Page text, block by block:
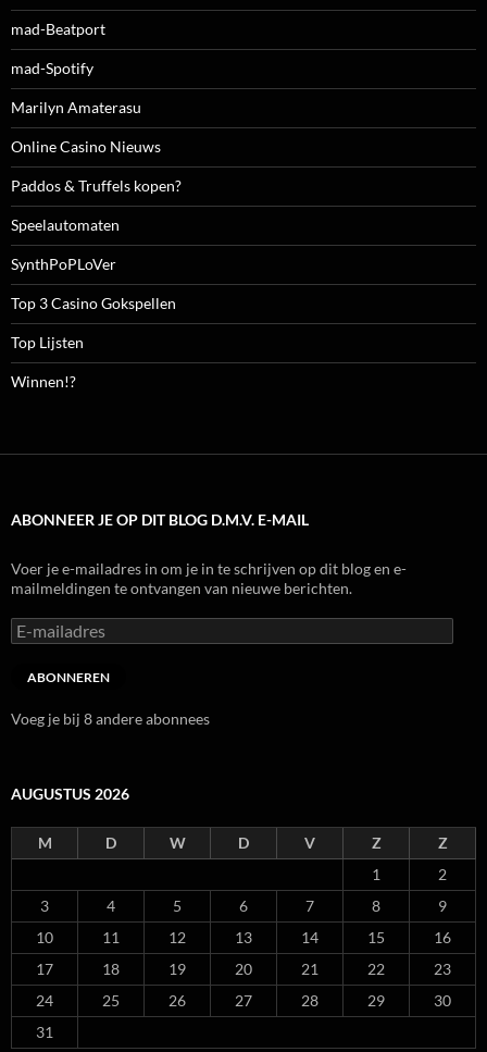
mad-Beatport
mad-Spotify
Marilyn Amaterasu
Online Casino Nieuws
Paddos & Truffels kopen?
Speelautomaten
SynthPoPLoVer
Top 3 Casino Gokspellen
Top Lijsten
Winnen!?
ABONNEER JE OP DIT BLOG D.M.V. E-MAIL
Voer je e-mailadres in om je in te schrijven op dit blog en e-
mailmeldingen te ontvangen van nieuwe berichten.
E-
mailadres
ABONNEREN
Voeg je bij 8 andere abonnees
AUGUSTUS 2026
M D W D V Z
Z
1
2
3
4 5 6 7 8
9
10
11 12 13 14 15
16
17
18 19 20 21 22
23
24
25 26 27 28 29
30
31